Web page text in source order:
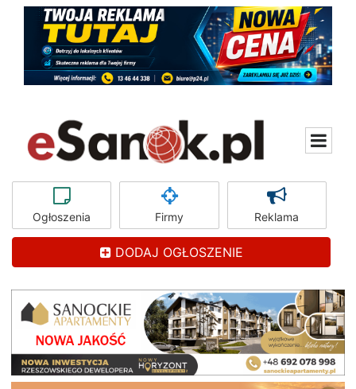
Ogłoszenia Firmy Reklama
DODAJ OGŁOSZENIE